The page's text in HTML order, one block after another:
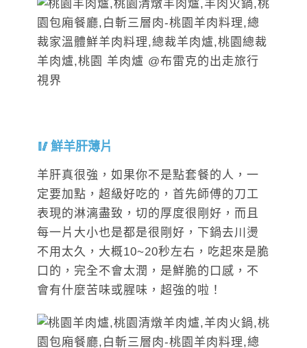
鮮羊肝薄片
羊肝真很強，如果你不是點套餐的人，一
定要加點，超級好吃的，首先師傅的刀工
表現的淋漓盡致，切的厚度很剛好，而且
每一片大小也是都是很剛好，下鍋去川燙
不用太久，大概10~20秒左右，吃起來是脆
口的，完全不會太潤，是鮮脆的口感，不
會有什麼苦味或腥味，超強的啦！